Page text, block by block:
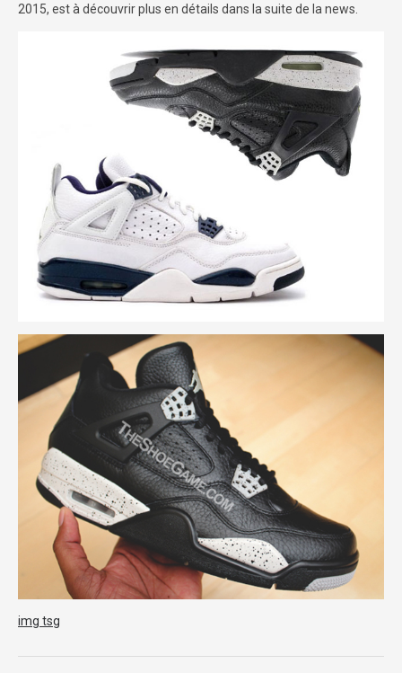
2015, est à découvrir plus en détails dans la suite de la news.
img tsg